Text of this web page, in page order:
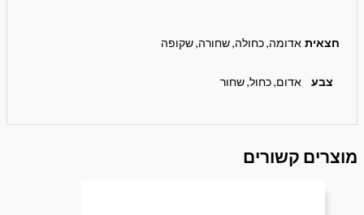
חצאית אדומה, כחולה, שחורה, שקופה
צבע אדום, כחול, שחור
מוצרים קשורים